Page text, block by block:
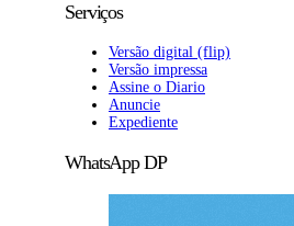
Serviços
Versão digital (flip)
Versão impressa
Assine o Diario
Anuncie
Expediente
WhatsApp DP